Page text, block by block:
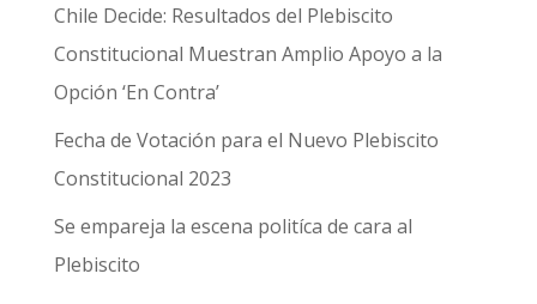
Chile Decide: Resultados del Plebiscito
Constitucional Muestran Amplio Apoyo a la
Opción ‘En Contra’
Fecha de Votación para el Nuevo Plebiscito
Constitucional 2023
Se empareja la escena politíca de cara al
Plebiscito